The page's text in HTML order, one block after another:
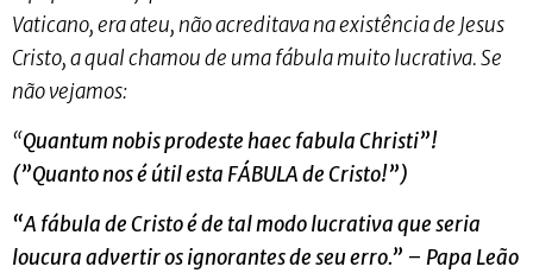
Vaticano, era ateu, não acreditava na existência de Jesus
Cristo, a qual chamou de uma fábula muito lucrativa. Se
não vejamos:
“Quantum nobis prodeste haec fabula Christi”!
(”Quanto nos é útil esta FÁBULA de Cristo!”)
“A fábula de Cristo é de tal modo lucrativa que seria
loucura advertir os ignorantes de seu erro.” – Papa Leão